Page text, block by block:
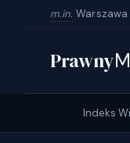
m.in. Warszawa
Prawny
Indeks